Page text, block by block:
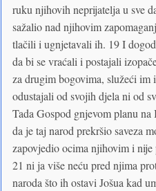
ruku njihovih neprijatelja u sve
sažalio nad njihovim
tlačili i ugnjetavali ih. 19 I
da bi se vraćali i postajali
za drugim bogovima, služeći im
odustajali od svojih djela ni od
Tada Gospod gnjevom planu na
da je taj narod prekršio saveza
zapovjedio ocima njihovim i nije
21 ni ja više neću pred njima
naroda što ih ostavi Jošua kad